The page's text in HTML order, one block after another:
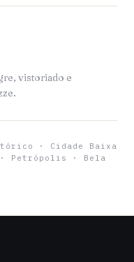
vistoriado e
· Cidade Baixa
· Petrópolis · Bela